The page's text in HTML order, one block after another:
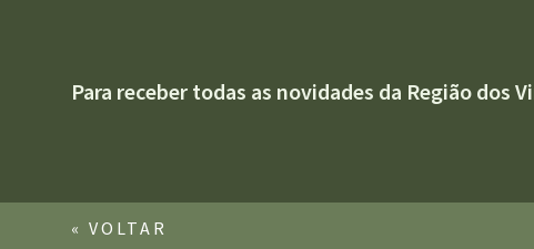
Para receber todas as novidades da Região dos
« VOLTAR